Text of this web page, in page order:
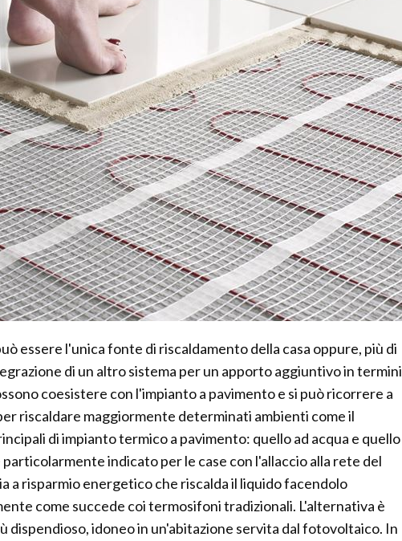
essere l'unica fonte di riscaldamento della casa oppure, più di
di un altro sistema per un apporto aggiuntivo in termini
coesistere con l'impianto a pavimento e si può ricorrere a
riscaldare maggiormente determinati ambienti come il
di impianto termico a pavimento: quello ad acqua e quello
indicato per le case con l'allaccio alla rete del
a risparmio energetico che riscalda il liquido facendolo
come succede coi termosifoni tradizionali. L'alternativa è
dispendioso, idoneo in un'abitazione servita dal fotovoltaico. In